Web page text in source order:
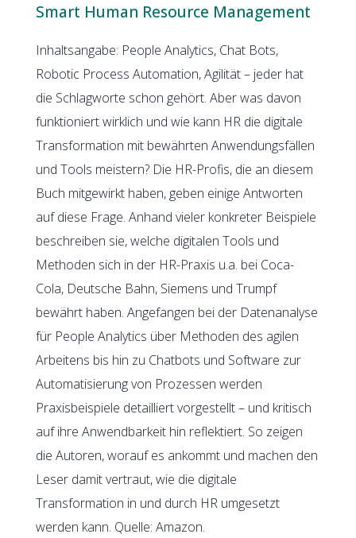
Smart Human Resource Management
Inhaltsangabe: People Analytics, Chat Bots,
Robotic Process Automation, Agilität – jeder hat
die Schlagworte schon gehört. Aber was davon
funktioniert wirklich und wie kann HR die digitale
Transformation mit bewährten Anwendungsfällen
und Tools meistern? Die HR-Profis, die an diesem
Buch mitgewirkt haben, geben einige Antworten
auf diese Frage. Anhand vieler konkreter Beispiele
beschreiben sie, welche digitalen Tools und
Methoden sich in der HR-Praxis u.a. bei Coca-
Cola, Deutsche Bahn, Siemens und Trumpf
bewährt haben. Angefangen bei der Datenanalyse
für People Analytics über Methoden des agilen
Arbeitens bis hin zu Chatbots und Software zur
Automatisierung von Prozessen werden
Praxisbeispiele detailliert vorgestellt – und kritisch
auf ihre Anwendbarkeit hin reflektiert. So zeigen
die Autoren, worauf es ankommt und machen den
Leser damit vertraut, wie die digitale
Transformation in und durch HR umgesetzt
werden kann. Quelle: Amazon.